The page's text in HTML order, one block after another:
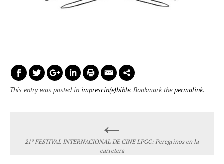
This entry was posted in imprescin(e)bible. Bookmark thepermalink.
←
21º FESTIVAL INTERNACIONAL DE CINE LPGC: Peregrinos en la
carretera